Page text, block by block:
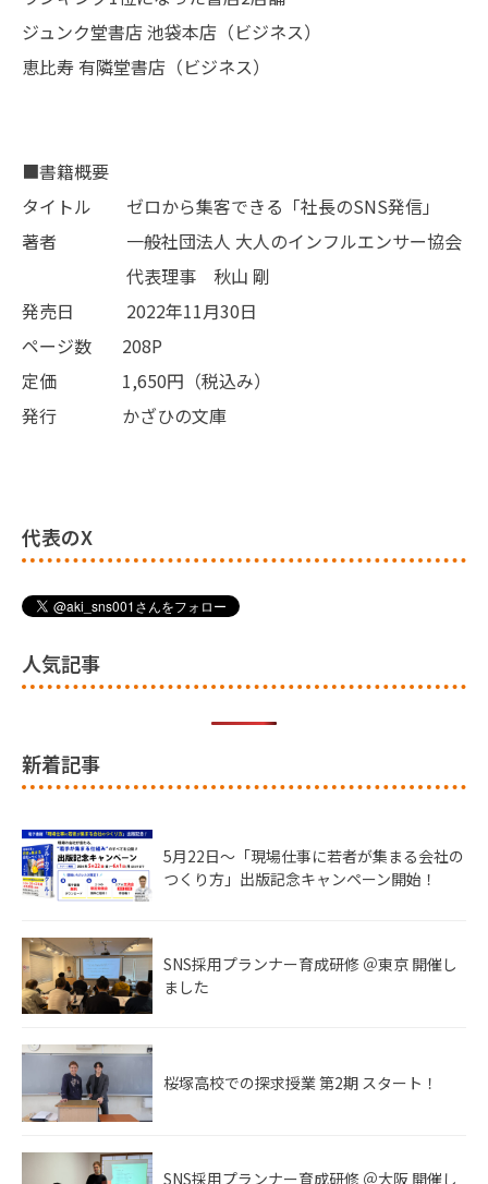
ジュンク堂書店 池袋本店（ビジネス）
恵比寿 有隣堂書店（ビジネス）
■書籍概要
タイトル ゼロから集客できる「社長のSNS発信」
著者 一般社団法人 大人のインフルエンサー協会
代表理事 秋山 剛
発売日 2022年11月30日
ページ数 208P
定価 1,650円（税込み）
発行 かざひの文庫
代表のX
人気記事
新着記事
5月22日〜「現場仕事に若者が集まる会社の
つくり方」出版記念キャンペーン開始！
SNS採用プランナー育成研修 ＠東京 開催し
ました
桜塚高校での探求授業 第2期 スタート！
SNS採用プランナー育成研修 ＠大阪 開催し